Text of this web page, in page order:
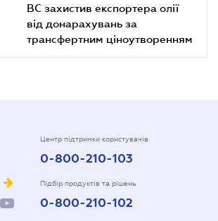
ВС захистив експортера олії
від донарахувань за
трансфертним ціноутворенням
Центр підтримки користувачів
0-800-210-103
Підбір продуктів та рішень
0-800-210-102